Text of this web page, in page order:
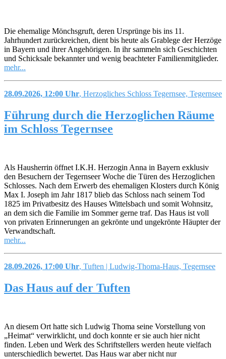
Die ehemalige Mönchsgruft, deren Ursprünge bis ins 11.
Jahrhundert zurückreichen, dient bis heute als Grablege der Herzöge
in Bayern und ihrer Angehörigen. In ihr sammeln sich Geschichten
und Schicksale bekannter und wenig beachteter Familienmitglieder.
mehr...
28.09.2026, 12:00 Uhr, Herzogliches Schloss Tegernsee, Tegernsee
Führung durch die Herzoglichen Räume
im Schloss Tegernsee
Als Hausherrin öffnet I.K.H. Herzogin Anna in Bayern exklusiv
den Besuchern der Tegernseer Woche die Türen des Herzoglichen
Schlosses. Nach dem Erwerb des ehemaligen Klosters durch König
Max I. Joseph im Jahr 1817 blieb das Schloss nach seinem Tod
1825 im Privatbesitz des Hauses Wittelsbach und somit Wohnsitz,
an dem sich die Familie im Sommer gerne traf. Das Haus ist voll
von privaten Erinnerungen an gekrönte und ungekrönte Häupter der
Verwandtschaft.
mehr...
28.09.2026, 17:00 Uhr, Tuften | Ludwig-Thoma-Haus, Tegernsee
Das Haus auf der Tuften
An diesem Ort hatte sich Ludwig Thoma seine Vorstellung von
„Heimat“ verwirklicht, und doch konnte er sie auch hier nicht
finden. Leben und Werk des Schriftstellers werden heute vielfach
unterschiedlich bewertet. Das Haus war aber nicht nur